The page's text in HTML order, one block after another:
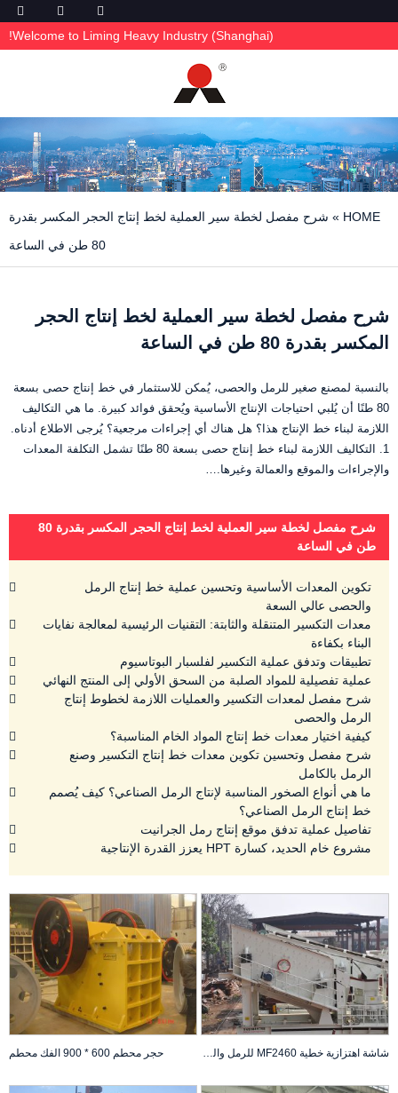
Welcome to Liming Heavy Industry (Shanghai)!
HOME
» شرح مفصل لخطة سير العملية لخط إنتاج الحجر المكسر بقدرة
80 طن في الساعة
شرح مفصل لخطة سير العملية لخط إنتاج الحجر
المكسر بقدرة 80 طن في الساعة
بالنسبة لمصنع صغير للرمل والحصى، يُمكن للاستثمار في خط إنتاج حصى بسعة
80 طنًا أن يُلبي احتياجات الإنتاج الأساسية ويُحقق فوائد كبيرة. ما هي التكاليف
اللازمة لبناء خط الإنتاج هذا؟ هل هناك أي إجراءات مرجعية؟ يُرجى الاطلاع أدناه.
1. التكاليف اللازمة لبناء خط إنتاج حصى بسعة 80 طنًا تشمل التكلفة المعدات
والإجراءات والموقع والعمالة وغيرها.…
شرح مفصل لخطة سير العملية لخط إنتاج الحجر المكسر بقدرة 80
طن في الساعة
تكوين المعدات الأساسية وتحسين عملية خط إنتاج الرمل
والحصى عالي السعة
معدات التكسير المتنقلة والثابتة: التقنيات الرئيسية لمعالجة نفايات
البناء بكفاءة
تطبيقات وتدفق عملية التكسير لفلسبار البوتاسيوم
عملية تفصيلية للمواد الصلبة من السحق الأولي إلى المنتج النهائي
شرح مفصل لمعدات التكسير والعمليات اللازمة لخطوط إنتاج
الرمل والحصى
كيفية اختيار معدات خط إنتاج المواد الخام المناسبة؟
شرح مفصل وتحسين تكوين معدات خط إنتاج التكسير وصنع
الرمل بالكامل
ما هي أنواع الصخور المناسبة لإنتاج الرمل الصناعي؟ كيف يُصمم
خط إنتاج الرمل الصناعي؟
تفاصيل عملية تدفق موقع إنتاج رمل الجرانيت
مشروع خام الحديد، كسارة HPT يعزز القدرة الإنتاجية
حجر محطم 600 * 900 الفك محطم